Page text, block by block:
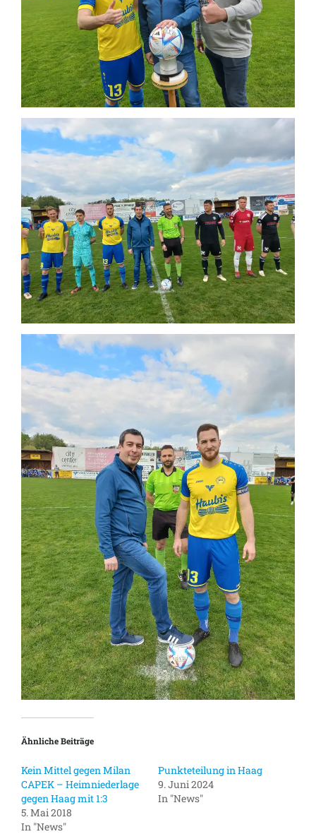
Ähnliche Beiträge
Kein Mittel gegen Milan
CAPEK – Heimniederlage
gegen Haag mit 1:3
5. Mai 2018
In "News"
Punkteteilung in Haag
9. Juni 2024
In "News"